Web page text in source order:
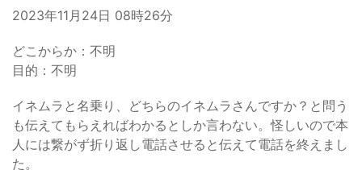
2023年11月24日 08時26分
どこからか：不明
目的：不明
イネムラと名乗り、どちらのイネムラさんですか？と問う
も伝えてもらえればわかるとしか言わない。怪しいので本
人には繋がず折り返し電話させると伝えて電話を終えまし
た。